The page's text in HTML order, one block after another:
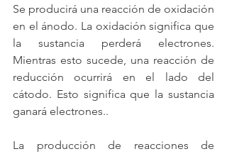
Se producirá una reacción de oxidación
en el ánodo. La oxidación significa que
la sustancia perderá electrones.
Mientras esto sucede, una reacción de
reducción ocurrirá en el lado del
cátodo. Esto significa que la sustancia
ganará electrones..
La producción de reacciones de